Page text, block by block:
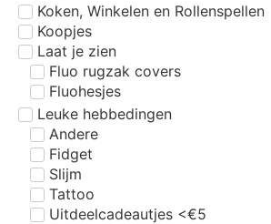
Koken, Winkelen en Rollenspellen
Koopjes
Laat je zien
Fluo rugzak covers
Fluohesjes
Leuke hebbedingen
Andere
Fidget
Slijm
Tattoo
Uitdeelcadeautjes <€5